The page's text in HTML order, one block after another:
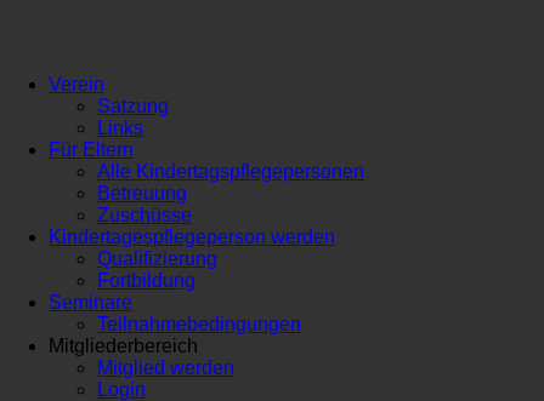
Verein
Satzung
Links
Für Eltern
Alle Kindertagspflegepersonen
Betreuung
Zuschüsse
Kindertagespflegeperson werden
Qualifizierung
Fortbildung
Seminare
Teilnahmebedingungen
Mitgliederbereich
Mitglied werden
Login